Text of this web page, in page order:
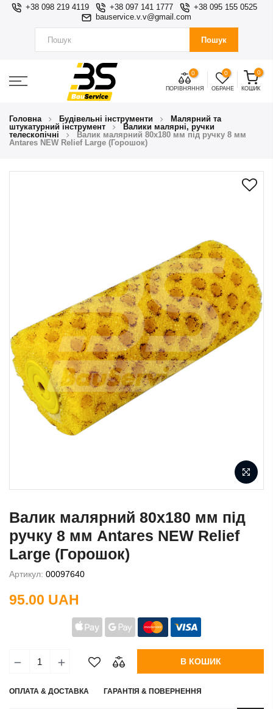
+38 098 219 4119 +38 097 141 1777
+38 095 155 0525
bauservice.v.v@gmail.com
Пошук
0
ПОРІВНЯННЯ
0
ОБРАНЕ
0
КОШИК
Головна Будівельні інструменти
Малярний та
штукатурний інструмент
Валики малярні, ручки
телескопічні
Валик малярний 80х180 мм під ручку 8 мм
Antares NEW Relief Large (Горошок)
Валик малярний 80х180 мм під
ручку 8 мм Antares NEW Relief
Large (Горошок)
Артикул: 00097640
95.00 UAH
В КОШИК
ОПЛАТА & ДОСТАВКА ГАРАНТІЯ & ПОВЕРНЕННЯ